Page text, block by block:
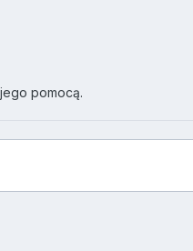
pomocą.